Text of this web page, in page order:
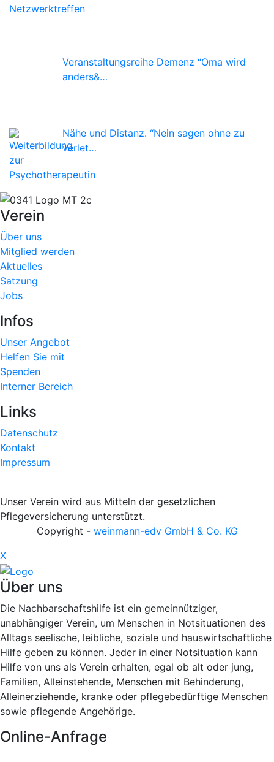
Veranstaltungsreihe Demenz “Oma wird
anders&…
Nähe und Distanz. “Nein sagen ohne zu
verlet…
Verein
Über uns
Mitglied werden
Aktuelles
Satzung
Jobs
Infos
Unser Angebot
Helfen Sie mit
Spenden
Interner Bereich
Links
Datenschutz
Kontakt
Impressum
Unser Verein wird aus Mitteln der gesetzlichen
Pflegeversicherung unterstützt.
Copyright - weinmann-edv GmbH & Co. KG
X
Über uns
Die Nachbarschaftshilfe ist ein gemeinnütziger,
unabhängiger Verein, um Menschen in Notsituationen des
Alltags seelische, leibliche, soziale und hauswirtschaftliche
Hilfe geben zu können. Jeder in einer Notsituation kann
Hilfe von uns als Verein erhalten, egal ob alt oder jung,
Familien, Alleinstehende, Menschen mit Behinderung,
Alleinerziehende, kranke oder pflegebedürftige Menschen
sowie pflegende Angehörige.
Online-Anfrage